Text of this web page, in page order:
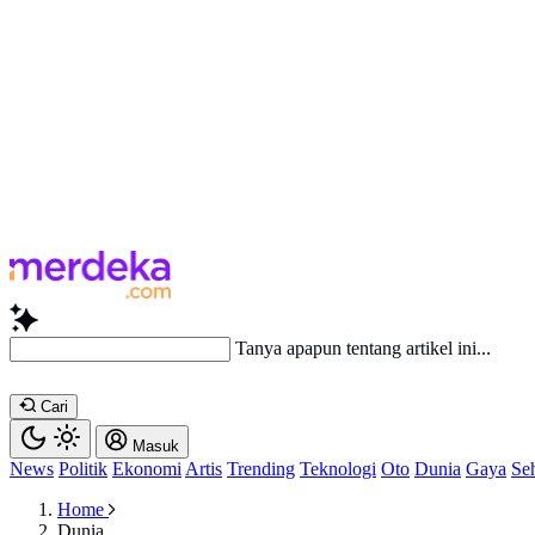
B
Cari
Masuk
News Politik Ekonomi Artis Trending Teknologi Oto Dunia Gaya
Home
Dunia